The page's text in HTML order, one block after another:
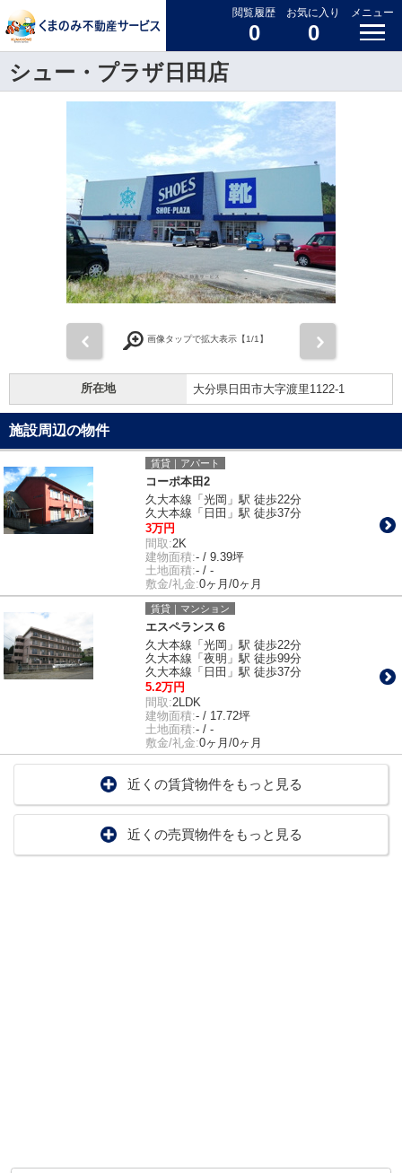
閲覧履歴
0
お気に入り
0
メニュー
シュー・プラザ日田店
画像タップで拡大表示【1/1】
所在地 大分県日田市大字渡里1122-1
施設周辺の物件
賃貸｜アパート
コーポ本田2
久大本線「光岡」駅 徒歩22分
久大本線「日田」駅 徒歩37分
3万円
間取:2K
建物面積:- / 9.39坪
土地面積:- / -
敷金/礼金:0ヶ月/0ヶ月
賃貸｜マンション
エスペランス６
久大本線「光岡」駅 徒歩22分
久大本線「夜明」駅 徒歩99分
久大本線「日田」駅 徒歩37分
5.2万円
間取:2LDK
建物面積:- / 17.72坪
土地面積:- / -
敷金/礼金:0ヶ月/0ヶ月
近くの賃貸物件をもっと見る
近くの売買物件をもっと見る